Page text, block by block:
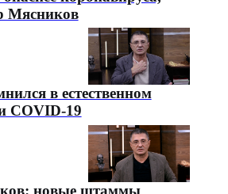
Мясников
в естественном
COVID-19
новые штаммы